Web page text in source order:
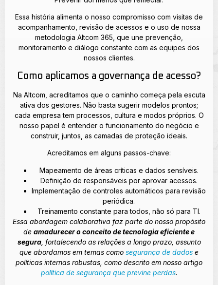
Essa história alimenta o nosso compromisso com visitas de
acompanhamento, revisão de acessos e o uso de nossa
metodologia Altcom 365, que une prevenção,
monitoramento e diálogo constante com as equipes dos
nossos clientes.
Como aplicamos a governança de acesso?
Na Altcom, acreditamos que o caminho começa pela escuta
ativa dos gestores. Não basta sugerir modelos prontos;
cada empresa tem processos, cultura e modos próprios. O
nosso papel é entender o funcionamento do negócio e
construir, juntos, as camadas de proteção ideais.
Acreditamos em alguns passos-chave:
Mapeamento de áreas críticas e dados sensíveis.
Definição de responsáveis por aprovar acessos.
Implementação de controles automáticos para revisão
periódica.
Treinamento constante para todos, não só para TI.
Essa abordagem colaborativa faz parte do nosso propósito
de amadurecer o conceito de tecnologia eficiente e
segura, fortalecendo as relações a longo prazo, assunto
que abordamos em temas como segurança de dados e
políticas internas robustas, como descrito em nosso artigo
política de segurança que previne perdas.